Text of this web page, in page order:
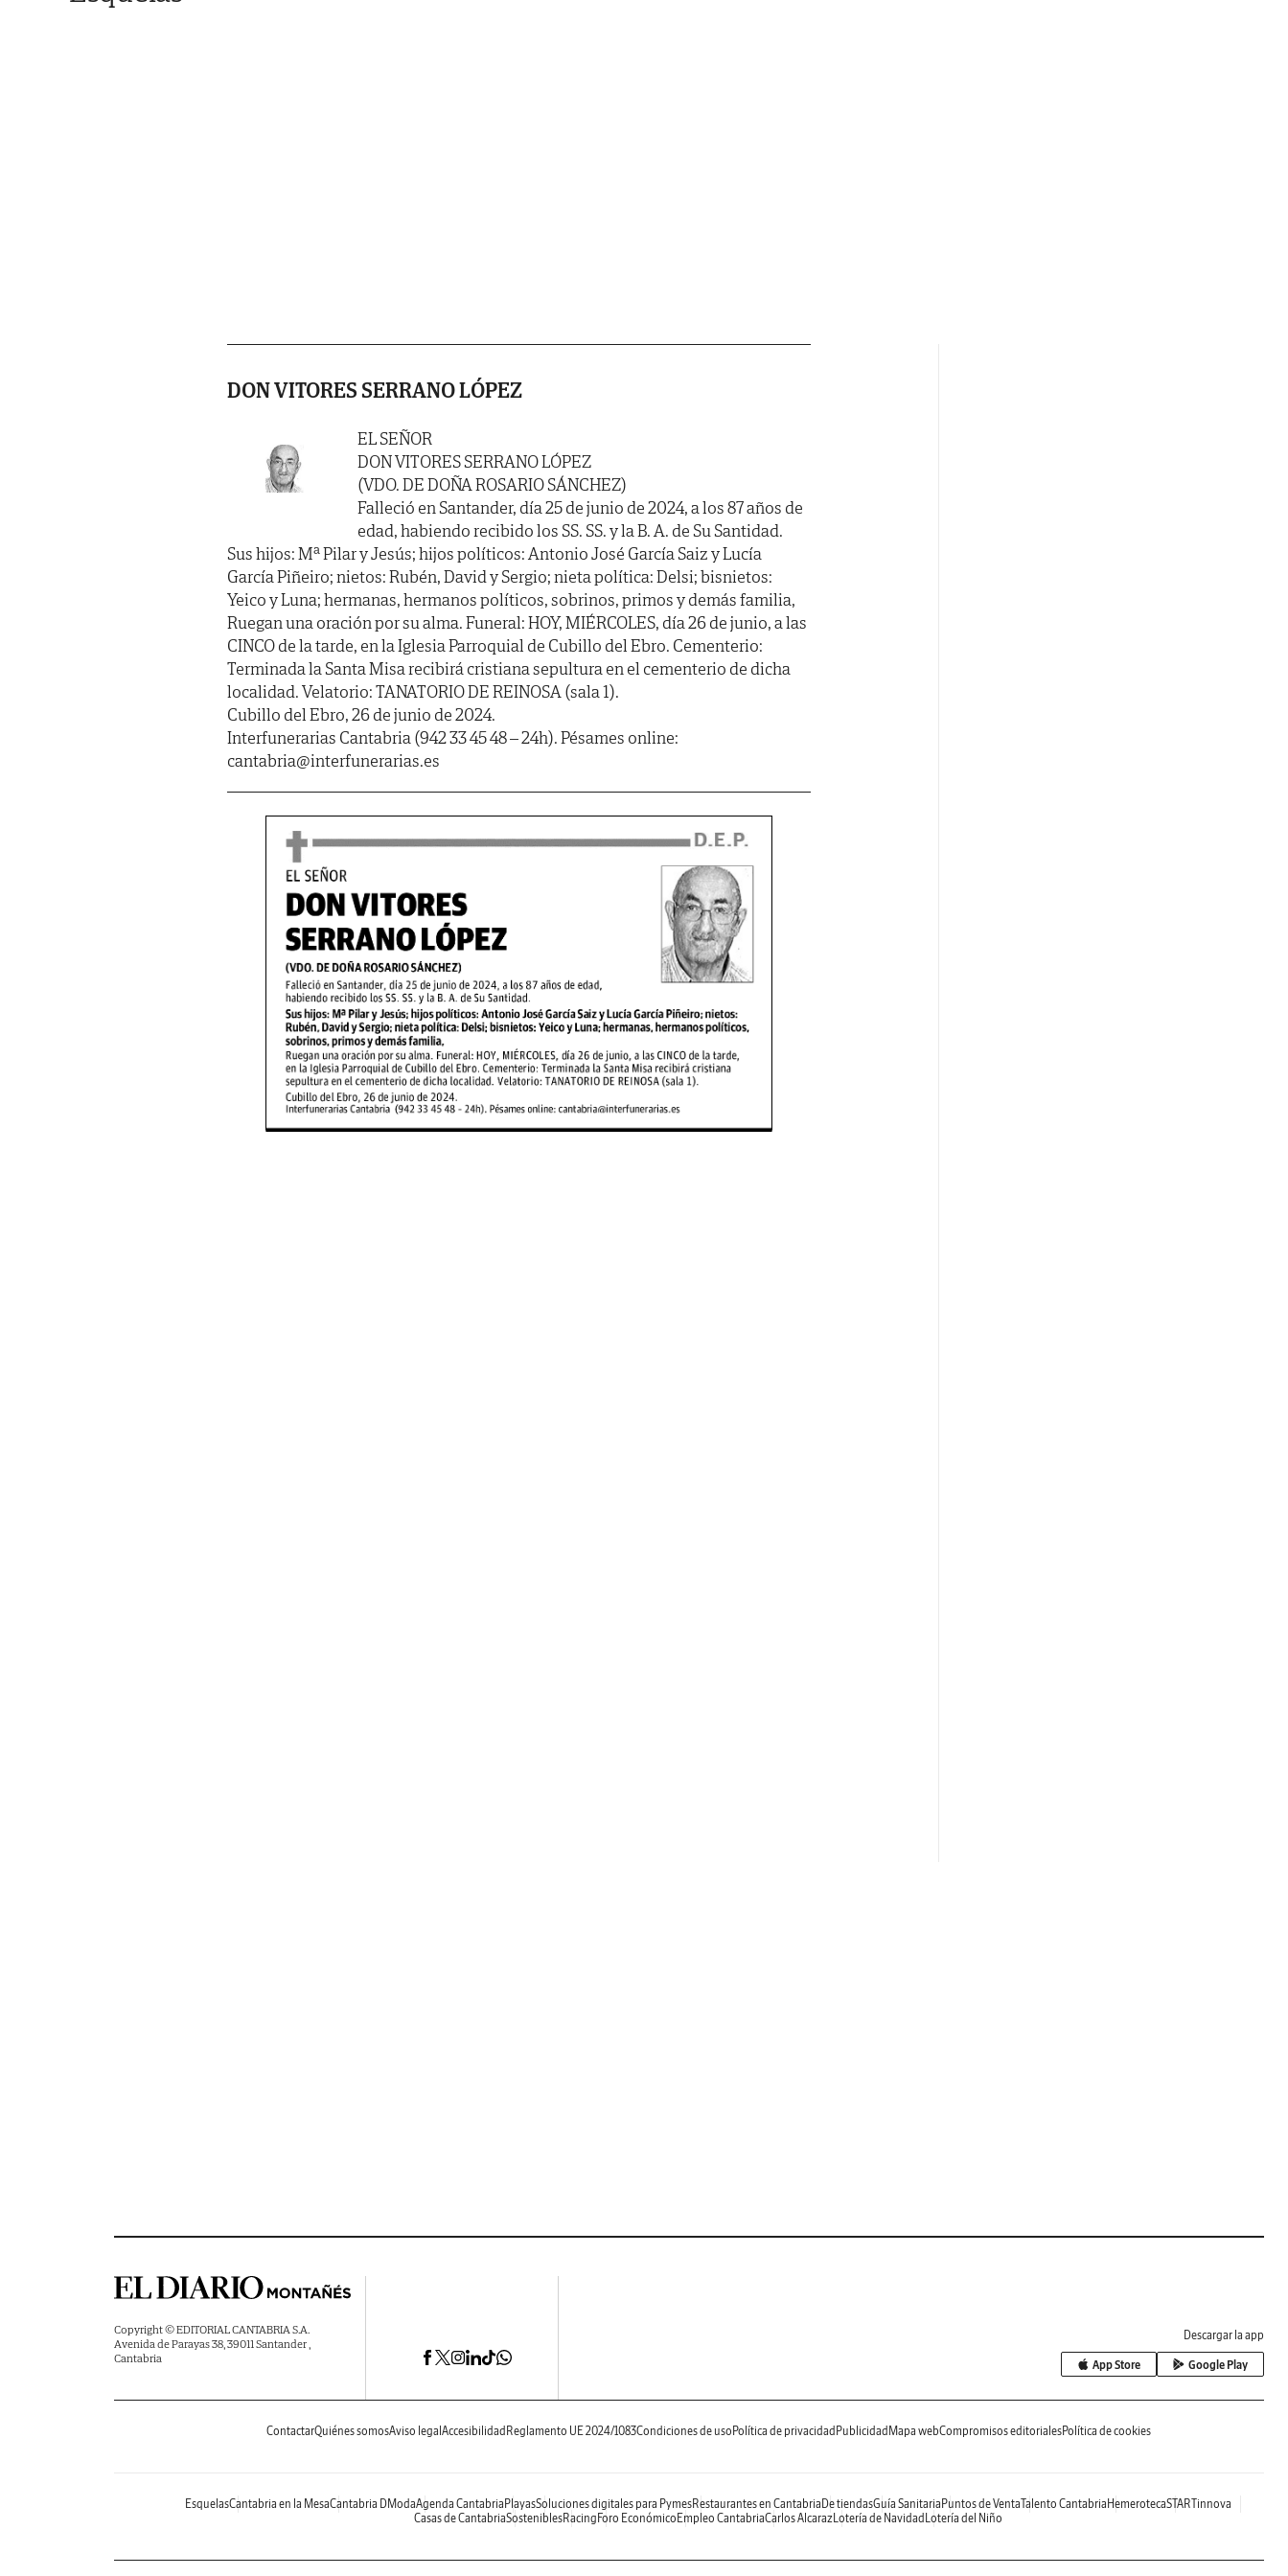
DON VITORES SERRANO LÓPEZ
EL SEÑOR
DON VITORES SERRANO LÓPEZ
(VDO. DE DOÑA ROSARIO SÁNCHEZ)
Falleció en Santander, día 25 de junio de 2024, a los 87 años de
edad, habiendo recibido los SS. SS. y la B. A. de Su Santidad.
Sus hijos: Mª Pilar y Jesús; hijos políticos: Antonio José García Saiz y Lucía
García Piñeiro; nietos: Rubén, David y Sergio; nieta política: Delsi; bisnietos:
Yeico y Luna; hermanas, hermanos políticos, sobrinos, primos y demás familia,
Ruegan una oración por su alma. Funeral: HOY, MIÉRCOLES, día 26 de junio, a las
CINCO de la tarde, en la Iglesia Parroquial de Cubillo del Ebro. Cementerio:
Terminada la Santa Misa recibirá cristiana sepultura en el cementerio de dicha
localidad. Velatorio: TANATORIO DE REINOSA (sala 1).
Cubillo del Ebro, 26 de junio de 2024.
Interfunerarias Cantabria (942 33 45 48 – 24h). Pésames online:
cantabria@interfunerarias.es
Copyright © EDITORIAL CANTABRIA S.A.
Avenida de Parayas 38, 39011 Santander ,
Cantabria
Descargar la app
App Store Google Play
ContactarQuiénes somosAviso legal Accesibilidad Reglamento UE 2024/1083Condiciones de uso Política de privacidad Publicidad Mapa webCompromisos editorialesPolítica de cookies
EsquelasCantabria en la MesaCantabria DModaAgenda Cantabria PlayasSoluciones digitales para PymesRestaurantes en Cantabria De tiendasGuía Sanitaria Puntos de VentaTalento Cantabria HemerotecaSTARTinnova
Casas de CantabriaSosteniblesRacing Foro Económico Empleo CantabriaCarlos AlcarazLotería de Navidad Lotería del Niño